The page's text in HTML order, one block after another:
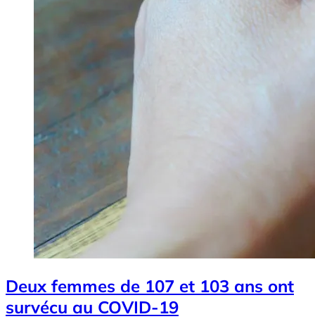
Deux femmes de 107 et 103 ans ont
survécu au COVID-19